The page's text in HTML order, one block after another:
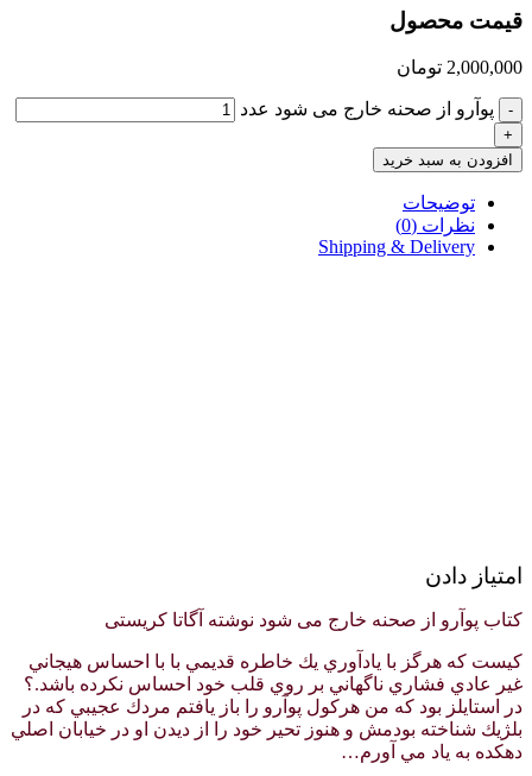
قیمت محصول
2,000,000 تومان
- پوآرو از صحنه خارج می شود عدد
+
افزودن به سبد خرید
توضیحات
نظرات (0)
Shipping & Delivery
امتیاز دادن
کتاب پوآرو از صحنه خارج می شود نوشته آگاتا کریستی
كيست كه هرگز با يادآوري يك خاطره قديمي با با احساس هيجاني
غير عادي فشاري ناگهاني بر روي قلب خود احساس نكرده باشد.؟
در استايلز بود كه من هركول پوآرو را باز يافتم مردك عجيبي كه در
بلژيك شناخته بودمش و هنوز تحير خود را از ديدن او در خيابان اصلي
دهكده به ياد مي آورم…